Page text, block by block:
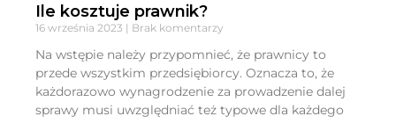
Ile kosztuje prawnik?
16 września 2023 Brak komentarzy
Na wstępie należy przypomnieć, że prawnicy to
przede wszystkim przedsiębiorcy. Oznacza to, że
każdorazowo wynagrodzenie za prowadzenie dalej
sprawy musi uwzględniać też typowe dla każdego